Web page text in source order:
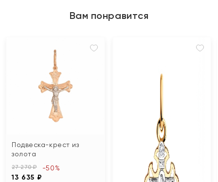
Вам понравится
Подвеска-крест из
золота
27 270 ₽
13 635 ₽
-50%